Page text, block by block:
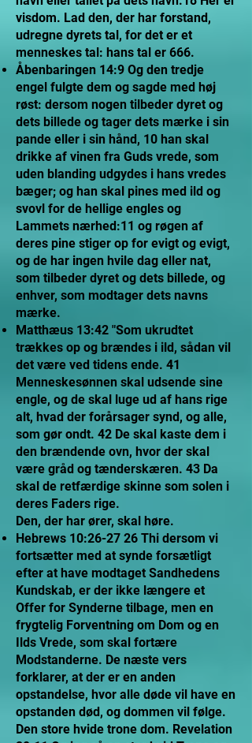
visdom. Lad den, der har forstand,
udregne dyrets tal, for det er et
menneskes tal: hans tal er 666.
Åbenbaringen 14:9 Og den tredje
engel fulgte dem og sagde med høj
røst: dersom nogen tilbeder dyret og
dets billede og tager dets mærke i sin
pande eller i sin hånd, 10 han skal
drikke af vinen fra Guds vrede, som
uden blanding udgydes i hans vredes
bæger; og han skal pines med ild og
svovl for de hellige engles og
Lammets nærhed:11 og røgen af
deres pine stiger op for evigt og evigt,
og de har ingen hvile dag eller nat,
som tilbeder dyret og dets billede, og
enhver, som modtager dets navns
mærke.
Matthæus 13:42 "Som ukrudtet
trækkes op og brændes i ild, sådan vil
det være ved tidens ende. 41
Menneskesønnen skal udsende sine
engle, og de skal luge ud af hans rige
alt, hvad der forårsager synd, og alle,
som gør ondt. 42 De skal kaste dem i
den brændende ovn, hvor der skal
være gråd og tænderskæren. 43 Da
skal de retfærdige skinne som solen i
deres Faders rige.
Den, der har ører, skal høre.
Hebrews 10:26-27 26 Thi dersom vi
fortsætter med at synde forsætligt
efter at have modtaget Sandhedens
Kundskab, er der ikke længere et
Offer for Synderne tilbage, men en
frygtelig Forventning om Dom og en
Ilds Vrede, som skal fortære
Modstanderne. De næste vers
forklarer, at der er en anden
opstandelse, hvor alle døde vil have en
opstanden død, og dommen vil følge.
Den store hvide trone dom. Revelation